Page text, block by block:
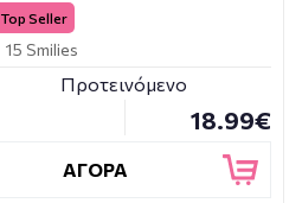
Top Seller
15 Smilies
Προτεινόμενο
18.99€
ΑΓΟΡΑ